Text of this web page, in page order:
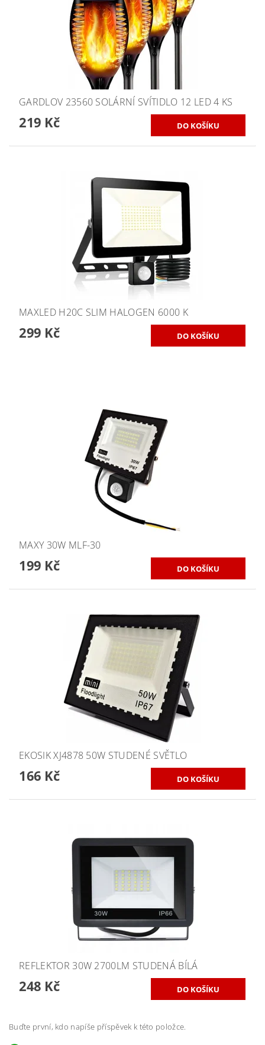
GARDLOV 23560 SOLÁRNÍ SVÍTIDLO 12 LED 4 KS
219 Kč
MAXLED H20C SLIM HALOGEN 6000 K
299 Kč
MAXY 30W MLF-30
199 Kč
EKOSIK XJ4878 50W STUDENÉ SVĚTLO
166 Kč
REFLEKTOR 30W 2700LM STUDENÁ BÍLÁ
248 Kč
Buďte první, kdo napíše příspěvek k této položce.